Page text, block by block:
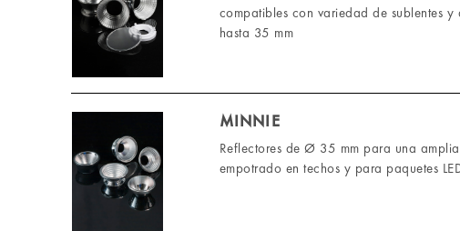
compatibles con variedad de sublentes
hasta 35 mm
MINNIE
Reflectores de Ø 35 mm para una
empotrado en techos y para paquetes